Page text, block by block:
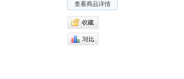
查看商品详情